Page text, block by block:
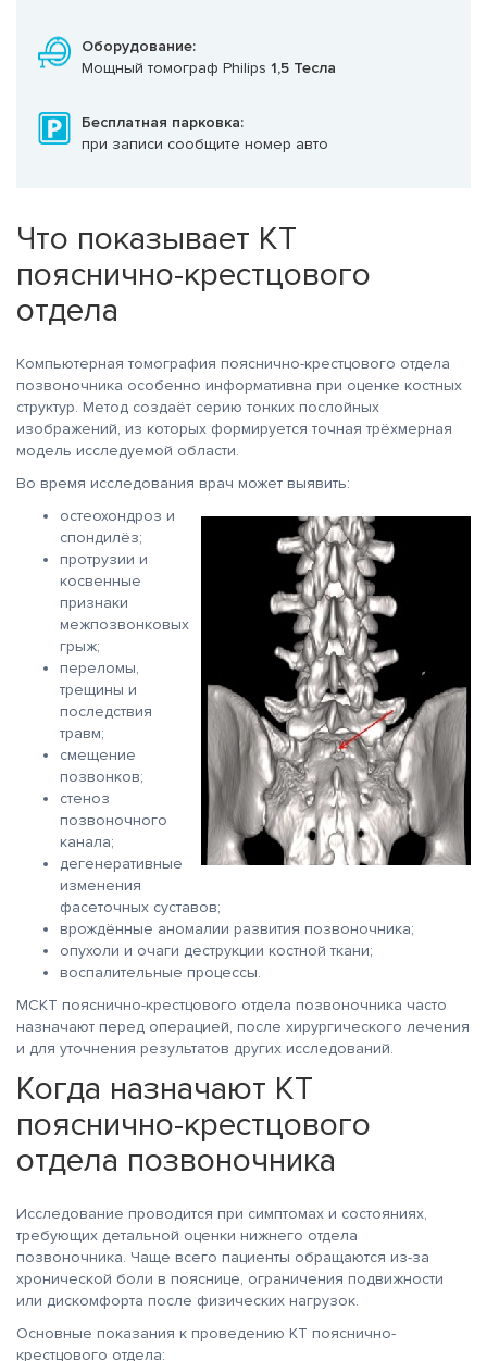
Оборудование:
Мощный томограф Philips 1,5 Тесла
Бесплатная парковка:
при записи сообщите номер авто
Что показывает КТ
пояснично-крестцового
отдела
Компьютерная томография пояснично-крестцового отдела
позвоночника особенно информативна при оценке костных
структур. Метод создаёт серию тонких послойных
изображений, из которых формируется точная трёхмерная
модель исследуемой области.
Во время исследования врач может выявить:
остеохондроз и
спондилёз;
протрузии и
косвенные
признаки
межпозвонковых
грыж;
переломы,
трещины и
последствия
травм;
смещение
позвонков;
стеноз
позвоночного
канала;
дегенеративные
изменения
фасеточных суставов;
врождённые аномалии развития позвоночника;
опухоли и очаги деструкции костной ткани;
воспалительные процессы.
МСКТ пояснично-крестцового отдела позвоночника часто
назначают перед операцией, после хирургического лечения
и для уточнения результатов других исследований.
Когда назначают КТ
пояснично-крестцового
отдела позвоночника
Исследование проводится при симптомах и состояниях,
требующих детальной оценки нижнего отдела
позвоночника. Чаще всего пациенты обращаются из-за
хронической боли в пояснице, ограничения подвижности
или дискомфорта после физических нагрузок.
Основные показания к проведению КТ пояснично-
крестцового отдела: